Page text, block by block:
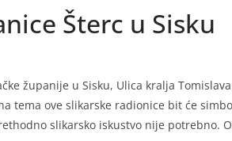
Šterc u Sisku
županije u Sisku, Ulica kralja
tema ove slikarske radionice bit će
slikarsko iskustvo nije potrebno.